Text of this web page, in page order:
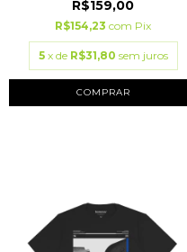
R$159,00
R$154,23 com Pix
5 x de R$31,80 sem juros
COMPRAR